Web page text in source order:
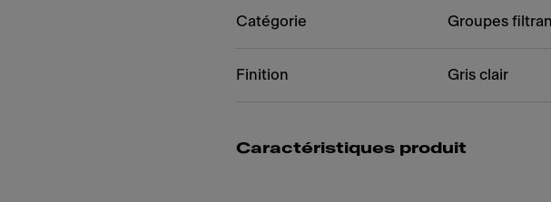
Catégorie Groupes
Finition Gris clair
Caractéristiques produit